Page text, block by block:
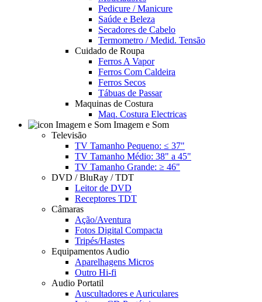
Pedicure / Manicure
Saúde e Beleza
Secadores de Cabelo
Termometro / Medid. Tensão
Cuidado de Roupa
Ferros A Vapor
Ferros Com Caldeira
Ferros Secos
Tábuas de Passar
Maquinas de Costura
Maq. Costura Electricas
Imagem e Som
Televisão
TV Tamanho Pequeno: ≤ 37"
TV Tamanho Médio: 38" a 45"
TV Tamanho Grande: ≥ 46"
DVD / BluRay / TDT
Leitor de DVD
Receptores TDT
Câmaras
Ação/Aventura
Fotos Digital Compacta
Tripés/Hastes
Equipamentos Audio
Aparelhagens Micros
Outro Hi-fi
Audio Portatil
Auscultadores e Auriculares